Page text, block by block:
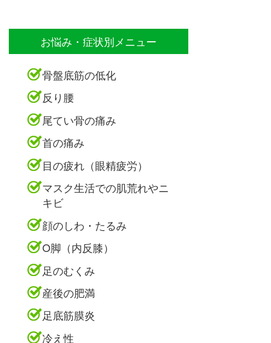
お悩み・症状別メニュー
骨盤底筋の低化
反り腰
尾てい骨の痛み
首の痛み
目の疲れ（眼精疲労）
マスク生活での肌荒れやニ
キビ
顔のしわ・たるみ
O脚（内反膝）
足のむくみ
産後の肥満
足底筋膜炎
冷え性